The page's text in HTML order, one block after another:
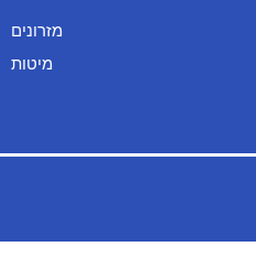
מזרונים
מיטות